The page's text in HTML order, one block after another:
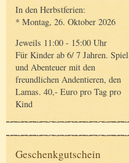
In den Herbstferien:
* Montag, 26. Oktober 2026
Jeweils 11:00 - 15:00 Uhr
Für Kinder ab 6/ 7 Jahren. Spiel
und Abenteuer mit den
freundlichen Andentieren, den
Lamas. 40,- Euro pro Tag pro
Kind
Geschenkgutschein